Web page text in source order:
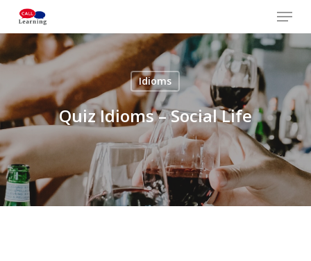
Skip
main
content
Menu
Idioms
Quiz Idioms – Social Life
Close